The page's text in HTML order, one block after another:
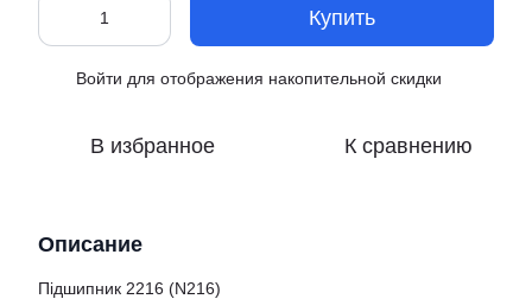
Купить
Войти для отображения накопительной скидки
В избранное К сравнению
Описание
Підшипник 2216 (N216)